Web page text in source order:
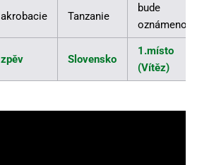
akrobacie Tanzanie
bude
oznámeno
zpěv Slovensko
1.místo
(Vítěz)